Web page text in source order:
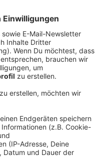
reden wir darüber, dass
ich! Wann steht er auf,
– zu kommen?
und dann diese
passendem Sakko oder
wir noch über die
Harmloseste! Wer ist
das Mädel, frag ich mich.